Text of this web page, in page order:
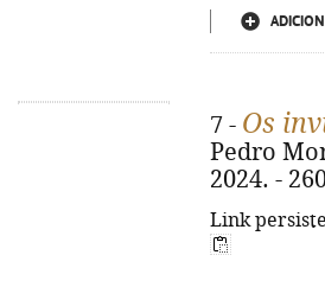
7 - Os
Pedro
2024. -
Link